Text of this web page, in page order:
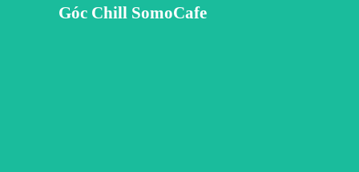
Góc Chill SomoCafe
gác lại những lo toan bộn bề trong cuộc sống.